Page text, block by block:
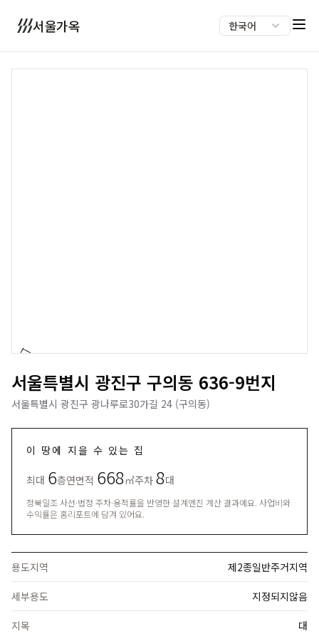
서울가옥 한국어
서울특별시 광진구 구의동 636-9번지
서울특별시 광진구 광나루로30가길 24 (구의동)
이 땅에 지을 수 있는 집
최대 6층연면적 668 ㎡주차 8대
정북일조 사선·법정 주차·용적률을 반영한 설계엔진 계산 결과예요. 사업비와
수익률은 홈리포트에 담겨 있어요.
용도지역 제2종일반주거지역
세부용도 지정되지않음
지목 대